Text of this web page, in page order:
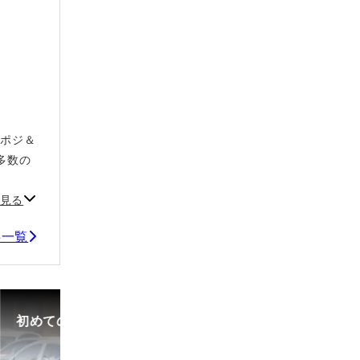
ジ＆
数の
る
覧
初めての中古車選び、購入時の流れや必要な書類などに